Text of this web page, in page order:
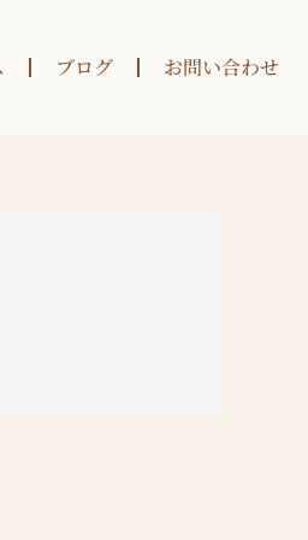
ブログ お問い合わせ